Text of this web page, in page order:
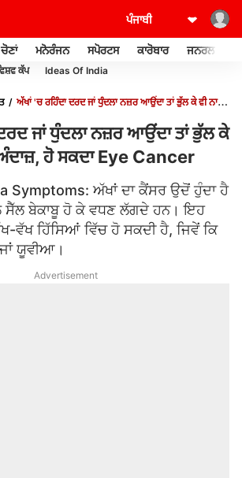
ਚੋਣਾਂ ਮਨੋਰੰਜਨ ਸਪੋਰਟਸ ਕਾਰੋਬਾਰ ਜਨਰਲ ਨੌਲਜ
ਕੱਪ Ideas Of India
ਅੱਖਾਂ 'ਚ ਰਹਿੰਦਾ ਦਰਦ ਜਾਂ ਧੁੰਦਲਾ ਨਜ਼ਰ ਆਉਂਦਾ ਤਾਂ ਭੁੱਲ ਕੇ ਵੀ ਨਾ
ਜਾਂ ਧੁੰਦਲਾ ਨਜ਼ਰ ਆਉਂਦਾ ਤਾਂ ਭੁੱਲ ਕੇ
ਹੋ ਸਕਦਾ Eye Cancer
Symptoms: ਅੱਖਾਂ ਦਾ ਕੈਂਸਰ ਉਦੋਂ ਹੁੰਦਾ ਹੈ
ਬੇਕਾਬੂ ਹੋ ਕੇ ਵਧਣ ਲੱਗਦੇ ਹਨ। ਇਹ
ਹਿੱਸਿਆਂ ਵਿੱਚ ਹੋ ਸਕਦੀ ਹੈ, ਜਿਵੇਂ ਕਿ
ਯੂਵੀਆ।
Advertisement